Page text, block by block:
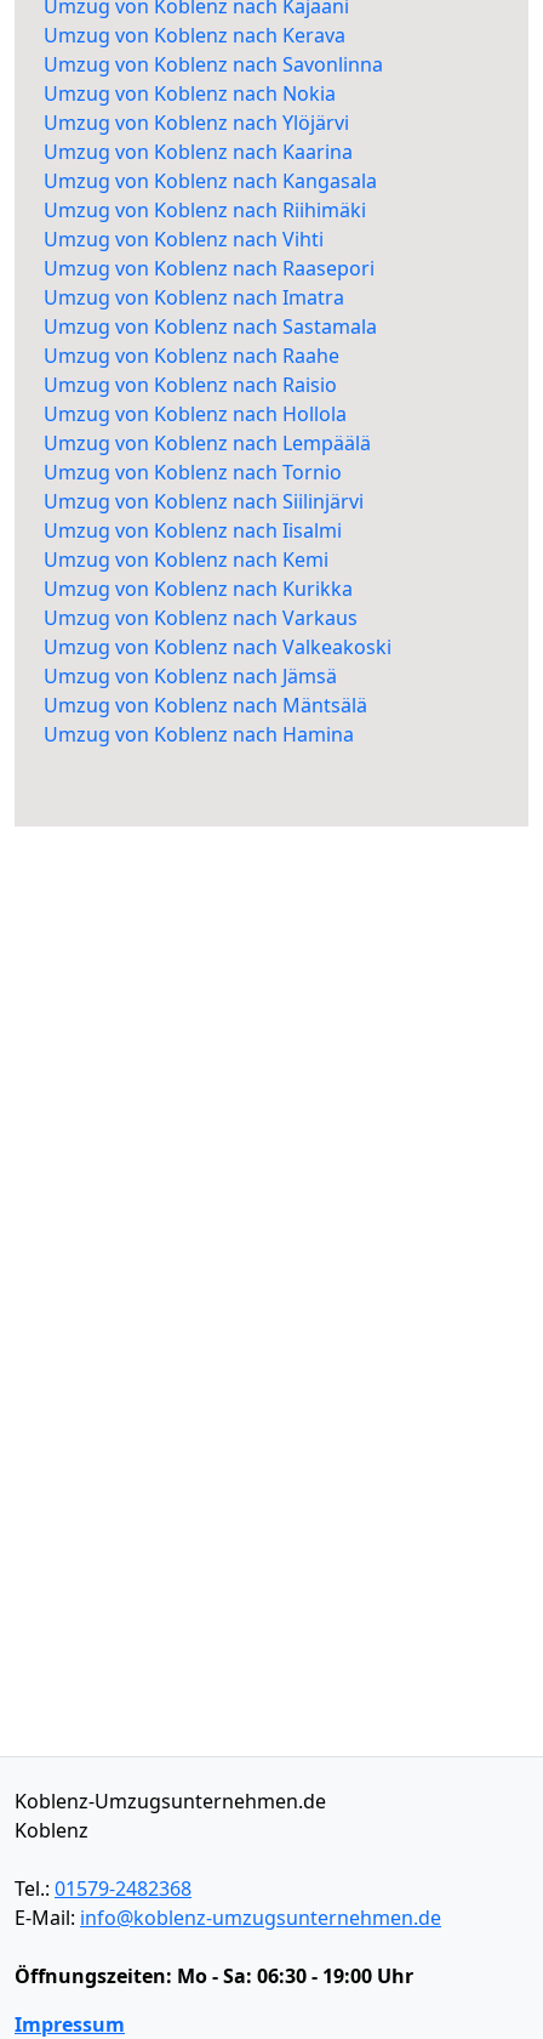
Umzug von Koblenz nach Kajaani
Umzug von Koblenz nach Kerava
Umzug von Koblenz nach Savonlinna
Umzug von Koblenz nach Nokia
Umzug von Koblenz nach Ylöjärvi
Umzug von Koblenz nach Kaarina
Umzug von Koblenz nach Kangasala
Umzug von Koblenz nach Riihimäki
Umzug von Koblenz nach Vihti
Umzug von Koblenz nach Raasepori
Umzug von Koblenz nach Imatra
Umzug von Koblenz nach Sastamala
Umzug von Koblenz nach Raahe
Umzug von Koblenz nach Raisio
Umzug von Koblenz nach Hollola
Umzug von Koblenz nach Lempäälä
Umzug von Koblenz nach Tornio
Umzug von Koblenz nach Siilinjärvi
Umzug von Koblenz nach Iisalmi
Umzug von Koblenz nach Kemi
Umzug von Koblenz nach Kurikka
Umzug von Koblenz nach Varkaus
Umzug von Koblenz nach Valkeakoski
Umzug von Koblenz nach Jämsä
Umzug von Koblenz nach Mäntsälä
Umzug von Koblenz nach Hamina
Koblenz-Umzugsunternehmen.de
Koblenz
Tel.: 01579-2482368
E-Mail: info@koblenz-umzugsunternehmen.de
Öffnungszeiten: Mo - Sa: 06:30 - 19:00 Uhr
Impressum